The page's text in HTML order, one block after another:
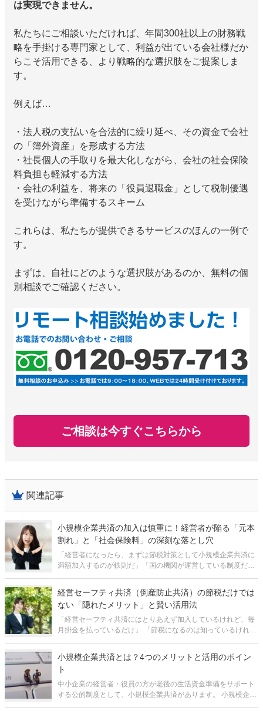
は実現できません。
私たちにご相談いただければ、年間300社以上の財務戦
略を手掛ける専門家として、利益が出ている会社様だか
らこそ活用できる、より戦略的な選択肢をご提案しま
す。
例えば…
・法人税の支払いを合法的に繰り延べ、その資金で会社
の「簿外資産」を形成する方法
・社長個人の手取りを最大化しながら、会社の社会保険
料負担も軽減する方法
・会社の利益を、将来の「役員退職金」として税制優遇
を受けながら準備するスキーム
これらは、私たちが提供できるサービスのほんの一例で
す。
まずは、自社にどのような選択肢があるのか、無料の個
別相談でご確認ください。
ご相談は今すぐこちらから
関連記事
小規模企業共済の加入は慎重に！経営者が陥る「元本
割れ」と「社会保険料」の深刻な落とし穴
「経営者になったら、まずは節税対策として小規模企業共済に
満額加入するのが鉄則だ」「国の機関が運営している制度だか
職金として100％戻ってくるはずだ」 経営者や個人事業主の間
で、小規模企業共済は「
経営セーフティ共済（倒産防止共済）の節税だけでは
ない「隠れたメリット」と賢い活用法
「経営セーフティ共済にはとりあえず加入しているけれど、毎
月掛金を払っているだけ」 「節税になるのは知っているけれ
ば、経営セーフティ共済（中小企業倒産防止共済）の名前を聞
いたことがある、あ
小規模企業共済とは？4つのメリットと活用のポイン
ト
中小企業の経営者・役員の方が老後の生活資金準備をサポート
する公的制度として、小規模企業共済があります。 小規模企業